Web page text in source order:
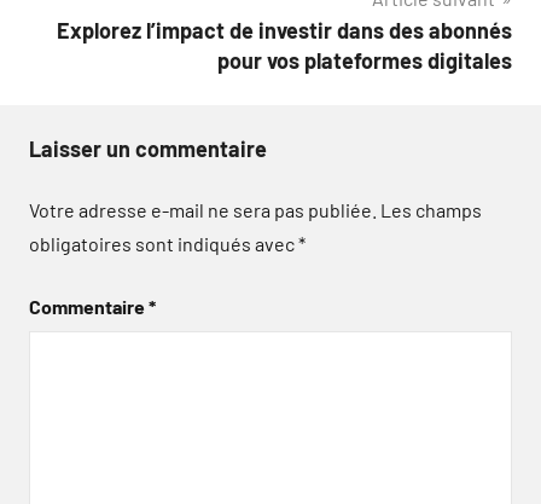
Explorez l’impact de investir dans des abonnés
pour vos plateformes digitales
Laisser un commentaire
Votre adresse e-mail ne sera pas publiée. Les champs
obligatoires sont indiqués avec*
Commentaire*